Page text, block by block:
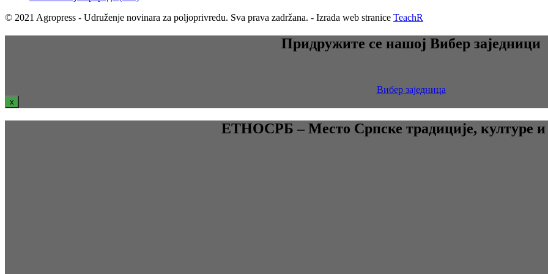
© 2021 Agropress - Udruženje novinara za poljoprivredu. Sva prava zadržana. - Izrada web stranice TeachR
Придружите се нашој Вибер заједници
Вибер заједница
x
ЕТНОСРБ – Место Српске традиције, културе и